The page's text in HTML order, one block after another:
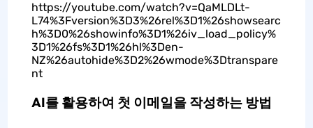
https://youtube.com/watch?v=QaMLDLt-
L74%3Fversion%3D3%26rel%3D1%26showsearc
h%3D0%26showinfo%3D1%26iv_load_policy%
3D1%26fs%3D1%26hl%3Den-
NZ%26autohide%3D2%26wmode%3Dtranspare
nt
AI를 활용하여 첫 이메일을 작성하는 방법